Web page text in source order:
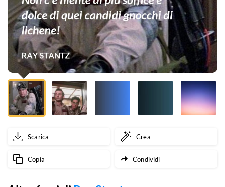
dolce
di
quei
candidi
gnocchi
di
lichene!
Scarica Crea
Copia Condividi